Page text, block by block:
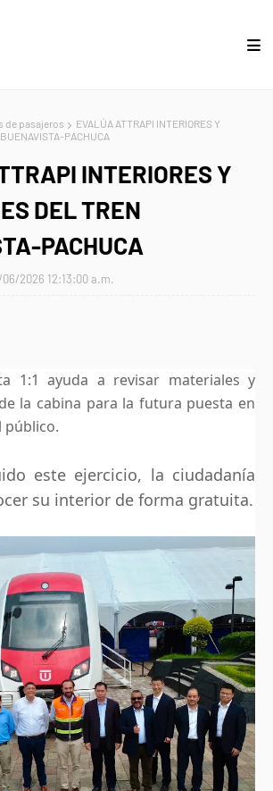
de pasajeros
EVALÚA ATTRAPI INTERIORES Y
PACHUCA
INTERIORES Y
DEL TREN
PACHUCA
06/2026 12:13:00 a.m.
1:1 ayuda a revisar materiales y
la cabina para la futura puesta en
público.
este ejercicio, la ciudadanía
su interior de forma gratuita.